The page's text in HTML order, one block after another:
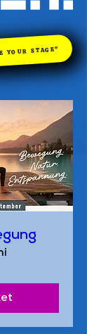
YOUR STAGE"